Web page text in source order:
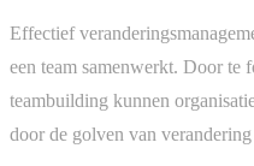
Effectief
een team samenwerkt. Door te
teambuilding kunnen
door de golven van